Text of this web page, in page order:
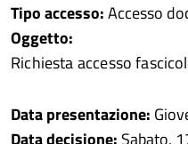
network
Tipo accesso:Accesso
Oggetto:
Richiesta accesso
Data presentazione:
Data decisione: Sabato,